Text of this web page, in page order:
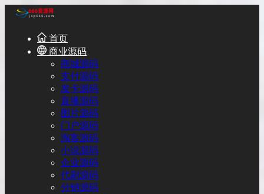
首页
商业源码
商城源码
支付源码
发卡源码
直播源码
图片源码
门户源码
淘客源码
小说源码
企业源码
代刷源码
分销源码